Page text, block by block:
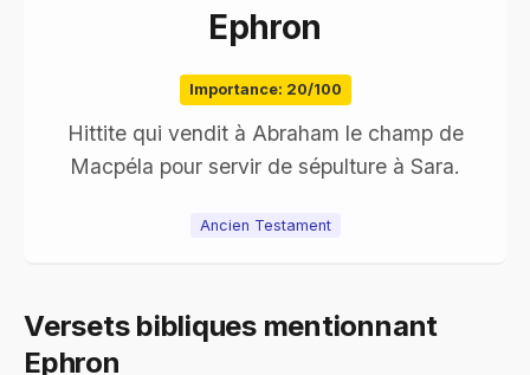
Ephron
Importance: 20/100
Hittite qui vendit à Abraham le champ de
Macpéla pour servir de sépulture à Sara.
Ancien Testament
Versets bibliques mentionnant
Ephron